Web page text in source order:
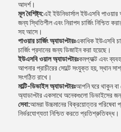
আদর্শ।
মূল বৈশিষ্ট্য:এই ইউনিভার্সাল ইউএসবি পাওয়ার
জন্য স্থিতিশীল এবং নিরাপদ চার্জিং নিশ্চিত
সহ আসে।
পাওয়ার চার্জিং অ্যাডাপ্টারঃএকাধিক ইউএসবি
চার্জিং প্রদানের জন্য ডিজাইন করা হয়েছে।
ইউএসবি ওয়াল অ্যাডাপ্টারঃকমপ্যাক্ট এবং
আপনার প্রাচীরের সোল্টে সংযুক্ত হয়, স্থান
সংগঠিত রাখে।
মাল্টি-ডিভাইস অ্যাডাপ্টারঃআপনি ঘরে থাকুন বা
অ্যাডাপ্টার একসাথে অনেকগুলো ডিভাইসের
সেবা:আমরা উচ্চমানের বিক্রয়োত্তর পরিষেবা
নির্ভরযোগ্যতা নিশ্চিত করতে প্রতিশ্রুতিবদ্ধ।